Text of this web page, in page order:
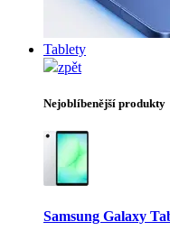
Tablety
zpět
Nejoblíbenější produkty
Samsung Galaxy